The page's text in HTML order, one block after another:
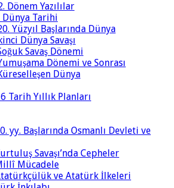
Dönem Yazılılar
Dünya Tarihi
Yüzyıl Başlarında Dünya
Dünya Savaşı
Savaş Dönemi
Dönemi ve Sonrası
Dünya
Tarih Yıllık Planları
yy. Başlarında Osmanlı Devleti ve
Savaşı’nda Cepheler
Mücadele
ve Atatürk İlkeleri